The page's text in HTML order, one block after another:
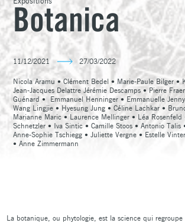
Botanica
11/12/2021 27/03/2022
Nicola Aramu • Clément Bedel • Marie-Paule Bilger •
Jean-Jacques Delattre Jérémie Descamps • Pierre
Guénard • Emmanuel Henninger • Emmanuelle
Wang Lingjie • Hyesung Jung • Céline Lachkar •
Marianne Maric • Laurence Mellinger • Léa Rosenfeld
Schnetzler • Iva Sintic • Camille Stoos • Antonio Talis
Anne-Sophie Tschiegg • Juliette Vergne • Estelle Vinter
• Anne Zimmermann
La botanique, ou phytologie, est la science qui regroupe